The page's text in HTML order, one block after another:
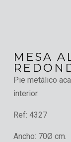
MESA
Pie metálico
interior.
Ref: 4327
Ancho: 70Ø cm.